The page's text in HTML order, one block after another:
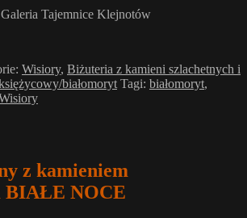
Tajemnice Klejnotów
Wisiory, Biżuteria z kamieni szlachetnych i
białomoryt Tagi: białomoryt,
z kamieniem
BIAŁE NOCE